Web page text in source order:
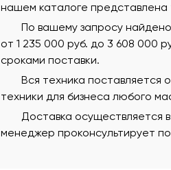
нашем каталоге представлена
По вашему запросу
от 1 235 000 руб. до 3 608 000
сроками поставки.
Вся техника
техники для бизнеса любого
Доставка осуществляется
менеджер проконсультирует